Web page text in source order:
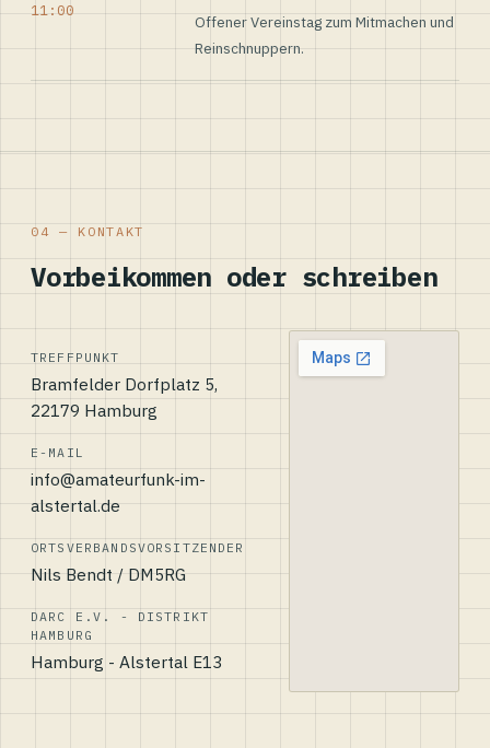
11:00
Offener Vereinstag zum Mitmachen und
Reinschnuppern.
04 — KONTAKT
Vorbeikommen oder schreiben
TREFFPUNKT
Bramfelder Dorfplatz 5,
22179 Hamburg
E-MAIL
info@amateurfunk-im-
alstertal.de
ORTSVERBANDSVORSITZENDER
Nils Bendt / DM5RG
DARC E.V. - DISTRIKT
HAMBURG
Hamburg - Alstertal E13